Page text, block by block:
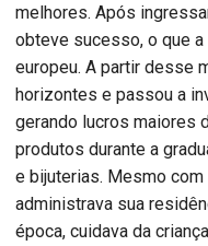
melhores. Após
obteve sucesso, o que
europeu. A partir desse
horizontes e passou a
gerando lucros maiores
produtos durante a
e bijuterias. Mesmo com
administrava sua
época, cuidava da